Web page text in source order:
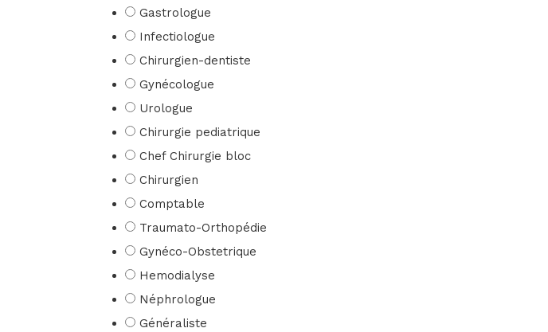
Gastrologue
Infectiologue
Chirurgien-dentiste
Gynécologue
Urologue
Chirurgie pediatrique
Chef Chirurgie bloc
Chirurgien
Comptable
Traumato-Orthopédie
Gynéco-Obstetrique
Hemodialyse
Néphrologue
Généraliste